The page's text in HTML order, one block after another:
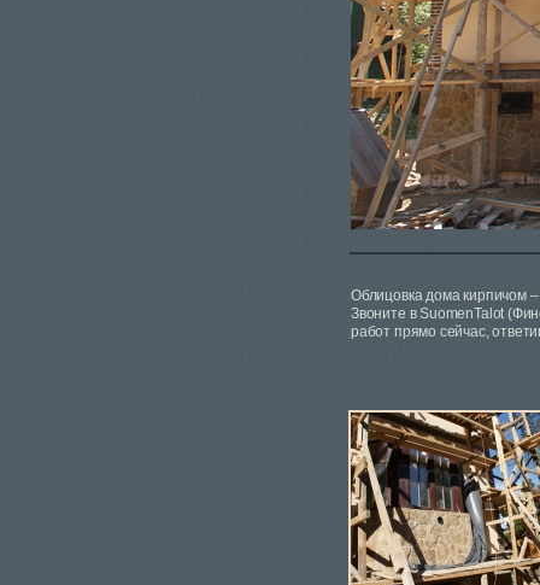
Облицовка дома кирпичом
Звоните в SuomenTalot
работ прямо сейчас,